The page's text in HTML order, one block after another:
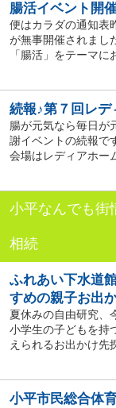
腸活イベント開催
便はカラダの通知表
が無事開催されまし
「腸活」をテーマ
続報♪第７回レデ
腸が元気なら毎日が
謝イベントの続報で
会場はレディアホ
小平なんでも街
相続
ふれあい下水道
すめの親子お出
夏休みの自由研究、
小学生の子どもを持
えられるお出かけ先
小平市民総合体